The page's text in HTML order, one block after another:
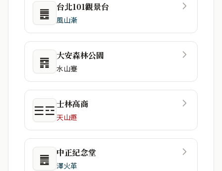
䷌ 台北101觀景台
風山漸
䷴ 大安森林公園
水山蹇
☰☲士林高商
天山遯
䷌ 中正紀念堂
澤火革